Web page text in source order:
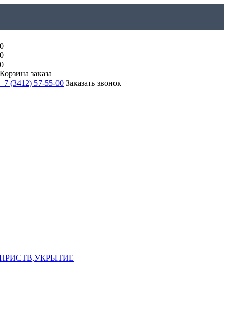
0
0
0
Корзина заказа
+7 (3412) 57-55-00 Заказать звонок